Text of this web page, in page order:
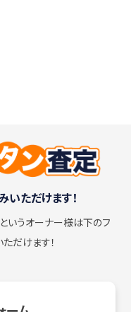
ただけます！
というオーナー様は下のフ
だけます！